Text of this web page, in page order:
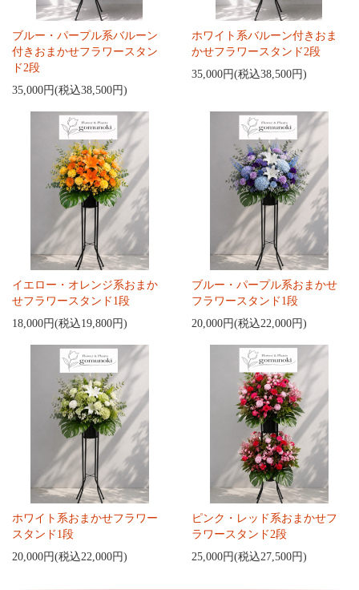
ブルー・パープル系バルーン
付きおまかせフラワースタン
ド2段
35,000円(税込38,500円)
ホワイト系バルーン付きおま
かせフラワースタンド2段
35,000円(税込38,500円)
イエロー・オレンジ系おまか
せフラワースタンド1段
18,000円(税込19,800円)
ブルー・パープル系おまかせ
フラワースタンド1段
20,000円(税込22,000円)
ホワイト系おまかせフラワー
スタンド1段
20,000円(税込22,000円)
ピンク・レッド系おまかせフ
ラワースタンド2段
25,000円(税込27,500円)